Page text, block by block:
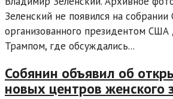
Зеленский не появился на собрании
организованного президентом
Трампом, где обсуждались...
Собянин объявил об
новых центров женского